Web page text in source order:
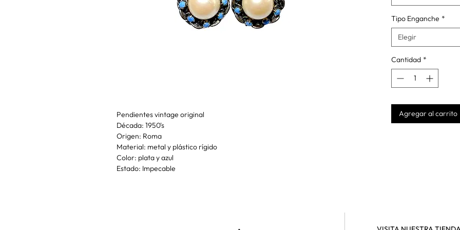
Pendientes vintage original
Década: 1950's
Origen: Roma
Material: metal y plástico rígido
Color: plata y azul
Estado: Impecable
Tipo Enganche *
Elegir
Cantidad *
Agregar al carrito